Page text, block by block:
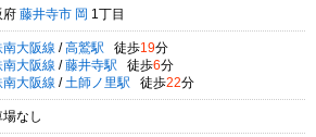
府 藤井寺市 岡 1丁目
南大阪線 / 高鷲駅 徒歩19分
南大阪線 / 藤井寺駅 徒歩6分
南大阪線 / 土師ノ里駅 徒歩22分
場なし